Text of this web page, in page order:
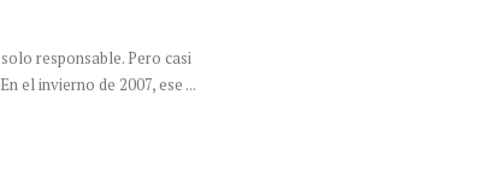
responsable. Pero casi
el invierno de 2007, ese ...